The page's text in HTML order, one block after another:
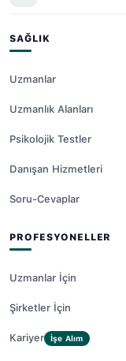
SAĞLIK
Uzmanlar
Uzmanlık Alanları
Psikolojik Testler
Danışan Hizmetleri
Soru-Cevaplar
PROFESYONELLER
Uzmanlar İçin
Şirketler İçin
Kariyer İşe Alım